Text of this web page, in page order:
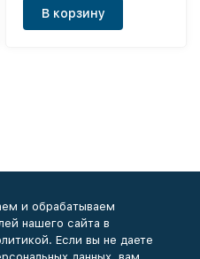
В корзину
и обрабатываем
нашего сайта в
Если вы не даете